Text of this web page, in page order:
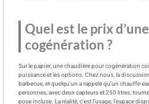
Quel est le prix
cogénération ?
Sur le papier, une chaudière pour cogénération
puissance et les options. Chez nous, la
barbecue, et quelqu’un a rappelé qu’un chauffe-
personnes, avec deux capteurs et 250 litres,
pose incluse. La réalité, c’est l’usage, l’espace